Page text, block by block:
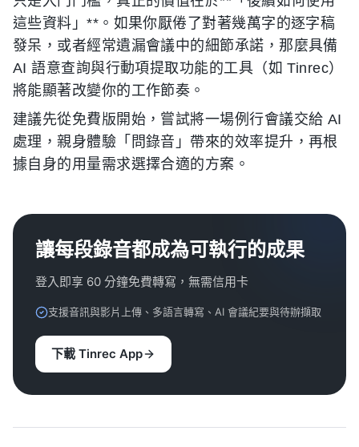
這些資料」**。如果你厭倦了對著幾萬字的逐字稿
發呆，或者經常遺漏會議中的細節承諾，那麼具備
AI 語意查詢與行動項提取功能的工具（如 Tinrec）
將能顯著改變你的工作節奏。
建議先從免費版開始，嘗試將一場例行會議交給 AI
處理，親身體驗「問錄音」帶來的效率提升，再根
據自身的用量需求選擇合適的方案。
讓每段錄音都成為可執行的成果
登入即享 60 分鐘免費轉寫，無需信用卡
支援音訊與影片上傳、多語言轉寫、AI 會議紀要與待辦擷取
下載 Tinrec App